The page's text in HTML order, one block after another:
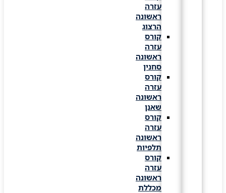
עזרה
ראשונה
הרצוג
קורס
עזרה
ראשונה
סחנין
קורס
עזרה
ראשונה
קורס
עזרה
ראשונה
תלפיות
קורס
עזרה
ראשונה
מכללת